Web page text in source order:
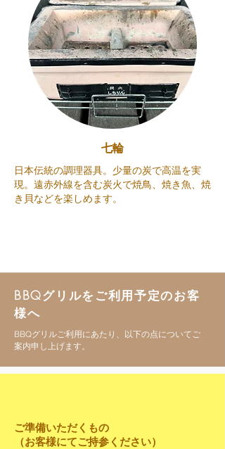
​七輪
日本伝統の調理器具。少量の炭で高温を実
現。遠赤外線を含む炭火で焼鳥、焼き魚、焼
き貝などを楽しめます。
BBQグリルをご利用予定のお客
様へ
BBQグリルご利用にあたり、以下の点についてご
案内申し上げます。
ご準備いただくもの
（お客様にてご持参ください）